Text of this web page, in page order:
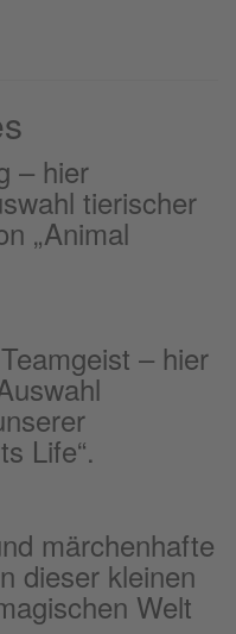
– hier
tierischer
„Animal
– hier
Life“.
märchenhafte
dieser kleinen
Welt